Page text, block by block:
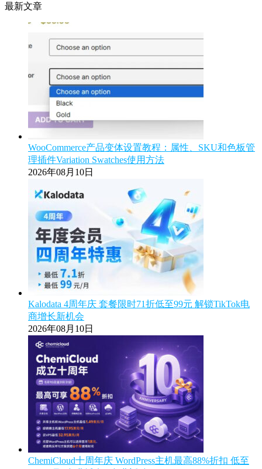
最新文章
WooCommerce产品变体设置教程：属性、SKU和色板管
理插件Variation Swatches使用方法
2026年08月10日
Kalodata 4周年庆 套餐限时71折低至99元 解锁TikTok电
商增长新机会
2026年08月10日
ChemiCloud十周年庆 WordPress主机最高88%折扣 低至